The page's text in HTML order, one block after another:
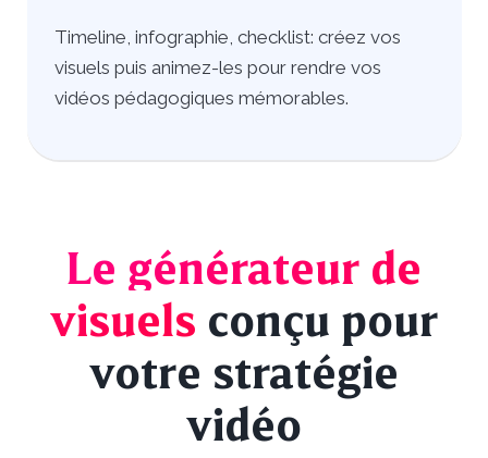
Timeline, infographie, checklist: créez vos
visuels puis animez-les pour rendre vos
vidéos pédagogiques mémorables.
Le générateur de
visuels conçu pour
votre stratégie
vidéo